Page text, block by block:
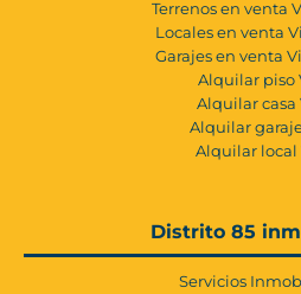
Terrenos en venta
Locales en venta
Garajes en venta
Alquilar piso
Alquilar casa
Alquilar
Alquilar local
Distrito 85
Servicios